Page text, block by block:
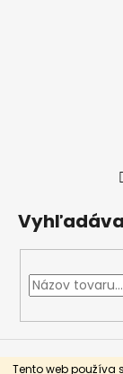
Tento web používa